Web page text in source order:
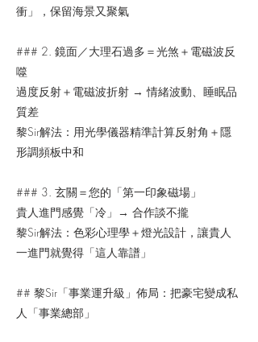
衝」，保留海景又聚氣
### 2. 鏡面／大理石過多＝光煞＋電磁波反
噬
過度反射＋電磁波折射 → 情緒波動、睡眠品
質差
黎Sir解法：用光學儀器精準計算反射角＋隱
形調頻板中和
### 3. 玄關＝您的「第一印象磁場」
貴人進門感覺「冷」→ 合作談不攏
黎Sir解法：色彩心理學＋燈光設計，讓貴人
一進門就覺得「這人靠譜」
## 黎Sir「事業運升級」佈局：把豪宅變成私
人「事業總部」